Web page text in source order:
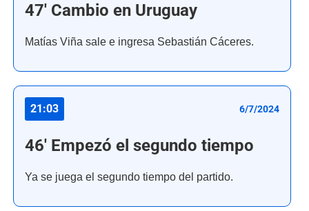
47' Cambio en Uruguay
Matías Viña sale e ingresa Sebastián Cáceres.
21:03 6/7/2024
46' Empezó el segundo tiempo
Ya se juega el segundo tiempo del partido.